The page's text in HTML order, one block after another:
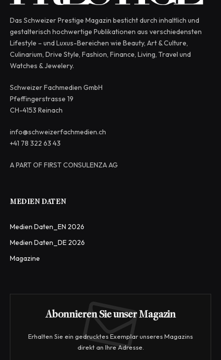
Das Schweizer Prestige Magazin besticht durch inhaltlich und
gestalterisch hochwertige Publikationen aus verschiedensten
Lifestyle – und Luxus-Bereichen wie Beauty, Art & Culture,
Culinarium, Drive Style, Fashion, Finance, Living, Travel und
Watches & Jewelery.
Schweizer Fachmedien GmbH
Pfeffingerstrasse 19
CH-4153 Reinach
info@schweizerfachmedien.ch
+41 78 322 63 43
A PART OF FIRST CONSULENZA AG
MEDIEN DATEN
Medien Daten_EN 2026
Medien Daten_DE 2026
Magazine
Abonnieren Sie unser Magazin
Erhalten Sie ein gedrucktes Exemplar unseres Magazins
direkt an Ihre Adresse.